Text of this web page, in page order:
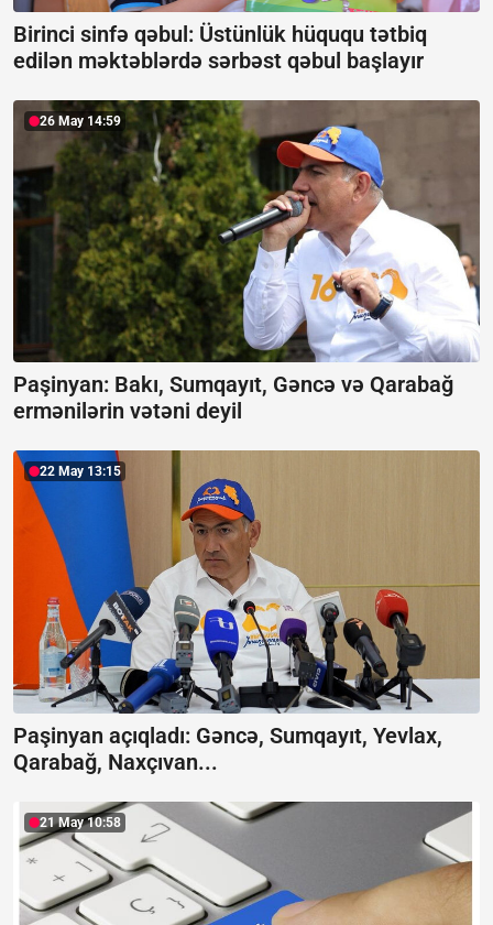
Birinci sinfə qəbul: Üstünlük hüququ tətbiq
edilən məktəblərdə sərbəst qəbul başlayır
26 May 14:59
Paşinyan: Bakı, Sumqayıt, Gəncə və Qarabağ
ermənilərin vətəni deyil
22 May 13:15
Paşinyan açıqladı: Gəncə, Sumqayıt, Yevlax,
Qarabağ, Naxçıvan...
21 May 10:58